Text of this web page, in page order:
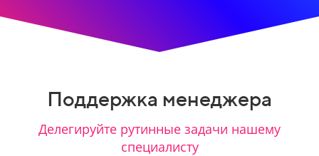
Поддержка менеджера
Делегируйте рутинные задачи нашему
специалисту